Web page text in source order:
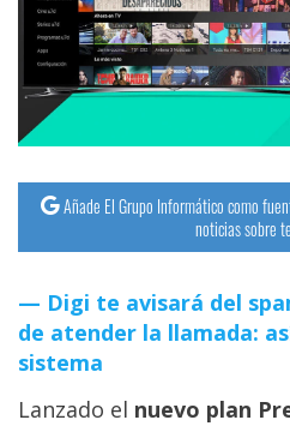
Operadores
Trucos
y
Tutoriales
Sistemas
operativos
Añade El Grupo Informático como
noticias sobre
Digi te avisará del
de atender la llamada:
sistema
Lanzado el nuevo plan